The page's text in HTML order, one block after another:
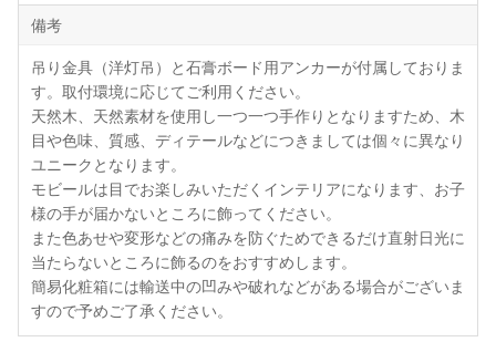
備考
吊り金具（洋灯吊）と石膏ボード用アンカーが付属しておりま
す。取付環境に応じてご利用ください。
天然木、天然素材を使用し一つ一つ手作りとなりますため、木
目や色味、質感、ディテールなどにつきましては個々に異なり
ユニークとなります。
モビールは目でお楽しみいただくインテリアになります、お子
様の手が届かないところに飾ってください。
また色あせや変形などの痛みを防ぐためできるだけ直射日光に
当たらないところに飾るのをおすすめします。
簡易化粧箱には輸送中の凹みや破れなどがある場合がございま
すので予めご了承ください。